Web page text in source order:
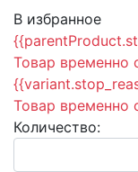
В избранное
Товар временно
Товар временно
Количество: